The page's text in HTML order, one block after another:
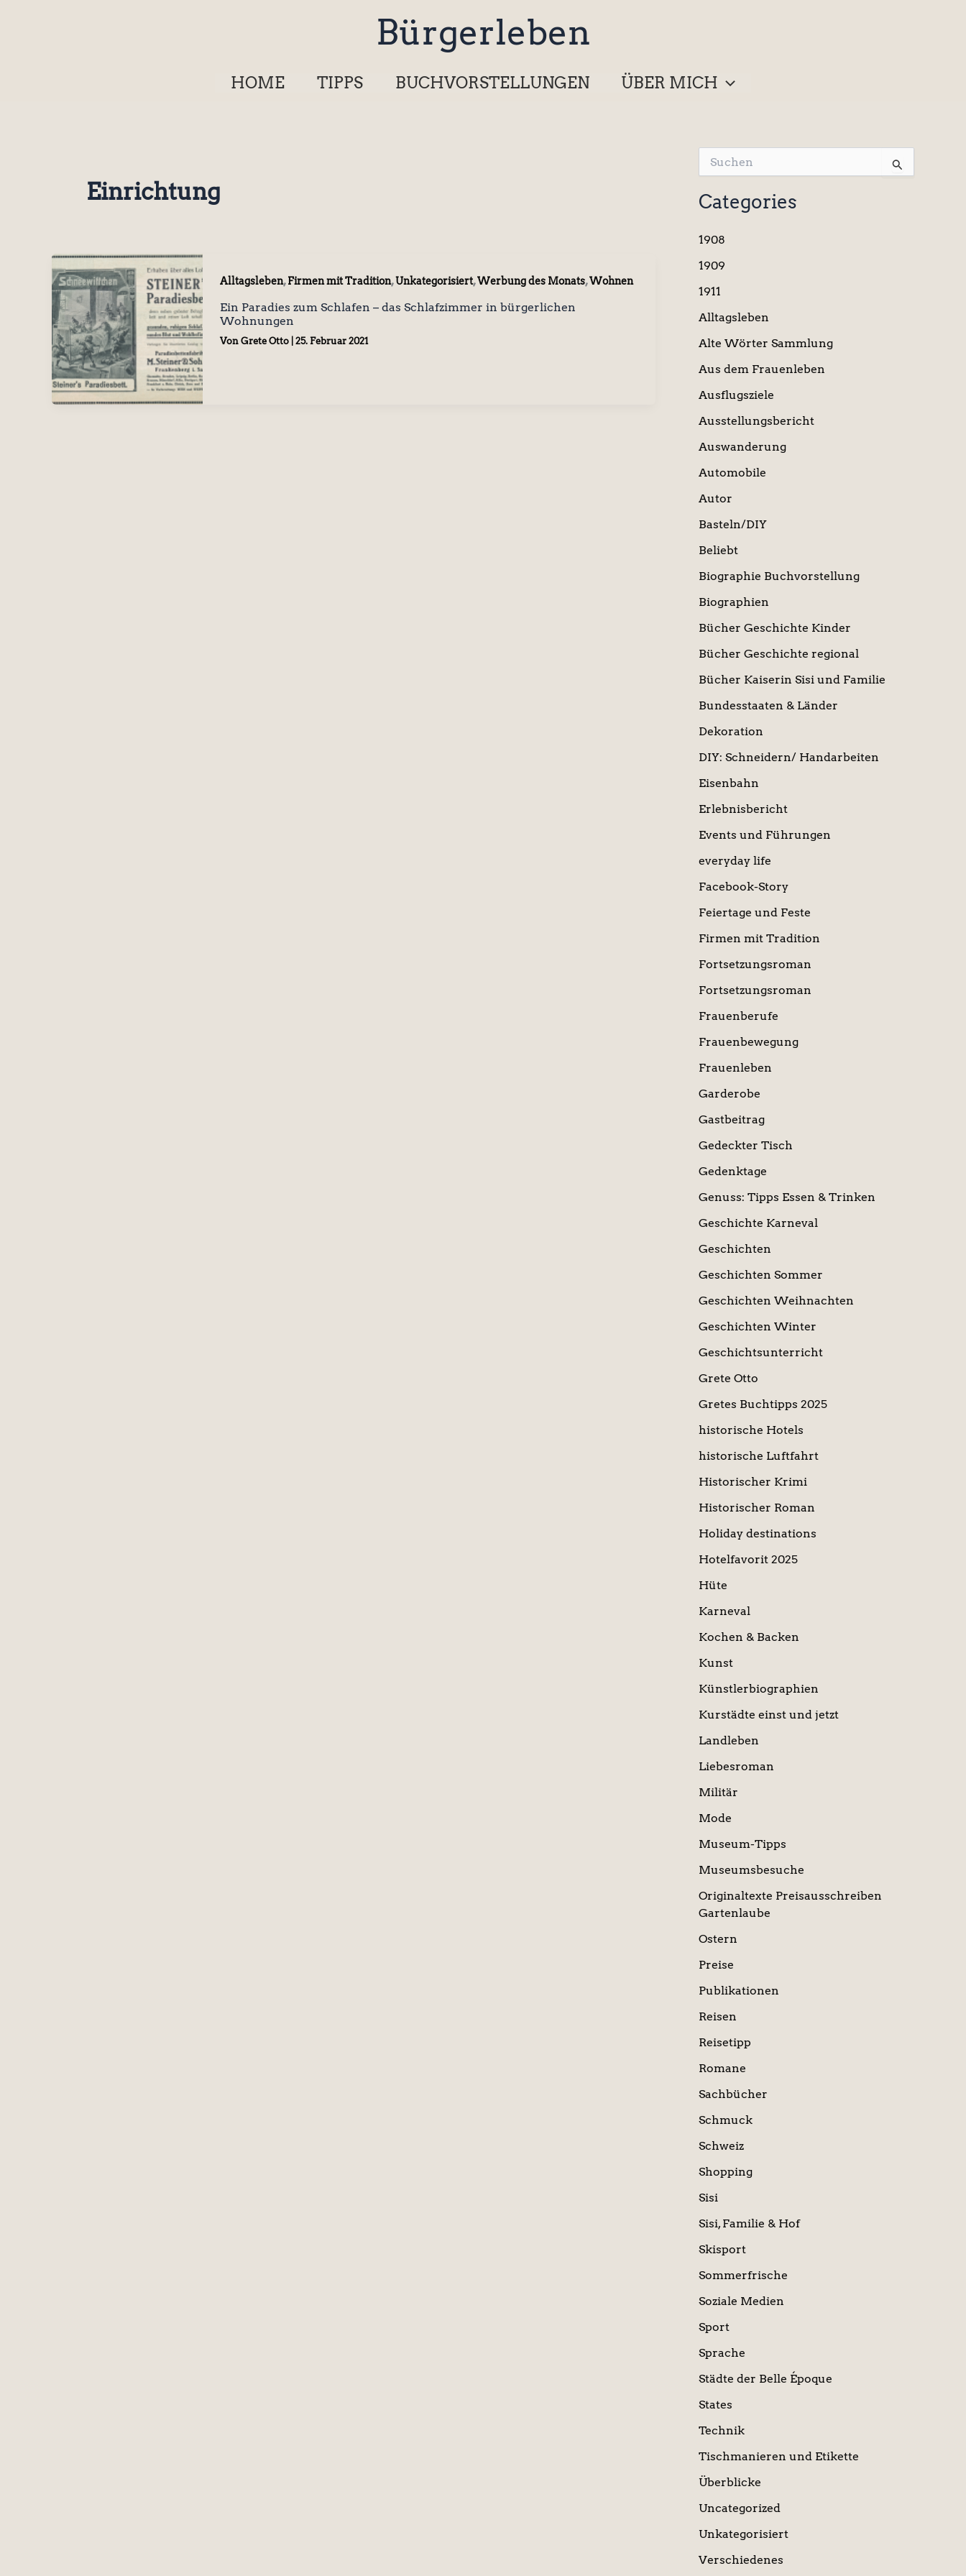
Bürgerleben
HOME TIPPS BUCHVORSTELLUNGEN ÜBER MICH
Einrichtung
Alltagsleben,Firmen mit Tradition,Unkategorisiert,Werbung des Monats,Wohnen
Ein Paradies zum Schlafen – das Schlafzimmer in bürgerlichen
Wohnungen
Von Grete Otto 25. Februar 2021
u
c
h
n
a
h
Categories
1908
1909
1911
Alltagsleben
Alte Wörter Sammlung
Aus dem Frauenleben
Ausflugsziele
Ausstellungsbericht
Auswanderung
Automobile
Autor
Basteln/DIY
Beliebt
Biographie Buchvorstellung
Biographien
Bücher Geschichte Kinder
Bücher Geschichte regional
Bücher Kaiserin Sisi und Familie
Bundesstaaten & Länder
Dekoration
DIY: Schneidern/ Handarbeiten
Eisenbahn
Erlebnisbericht
Events und Führungen
everyday life
Facebook-Story
Feiertage und Feste
Firmen mit Tradition
Fortsetzungsroman
Fortsetzungsroman
Frauenberufe
Frauenbewegung
Frauenleben
Garderobe
Gastbeitrag
Gedeckter Tisch
Gedenktage
Genuss: Tipps Essen & Trinken
Geschichte Karneval
Geschichten
Geschichten Sommer
Geschichten Weihnachten
Geschichten Winter
Geschichtsunterricht
Grete Otto
Gretes Buchtipps 2025
historische Hotels
historische Luftfahrt
Historischer Krimi
Historischer Roman
Holiday destinations
Hotelfavorit 2025
Hüte
Karneval
Kochen & Backen
Kunst
Künstlerbiographien
Kurstädte einst und jetzt
Landleben
Liebesroman
Militär
Mode
Museum-Tipps
Museumsbesuche
Originaltexte Preisausschreiben
Gartenlaube
Ostern
Preise
Publikationen
Reisen
Reisetipp
Romane
Sachbücher
Schmuck
Schweiz
Shopping
Sisi
Sisi, Familie & Hof
Skisport
Sommerfrische
Soziale Medien
Sport
Sprache
Städte der Belle Époque
States
Technik
Tischmanieren und Etikette
Überblicke
Uncategorized
Unkategorisiert
Verschiedenes